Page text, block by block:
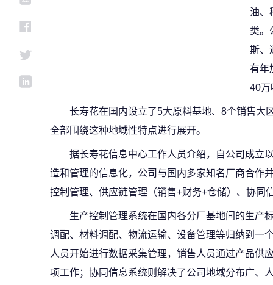
油、
类。
斯、
有年
40万
长寿花在国内设立了5大原料基地、8个销售大
全部围绕这种地域性特点进行展开。
据长寿花信息中心工作人员介绍，自公司成立
造和管理的信息化，公司与国内多家知名厂商合作
控制管理、供应链管理（销售+财务+仓储）、协同
生产控制管理系统在国内各分厂基地间的生产
调配、材料调配、物流运输、设备管理等归纳到一
人员开始进行数据采集管理，销售人员通过产品供
项工作；协同信息系统则解决了公司地域分布广、